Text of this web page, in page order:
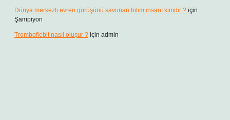
Dünya merkezli evren görüşünü savunan bilim insanı kimdir ? için
Şampiyon
Tromboflebit nasıl oluşur ? için admin